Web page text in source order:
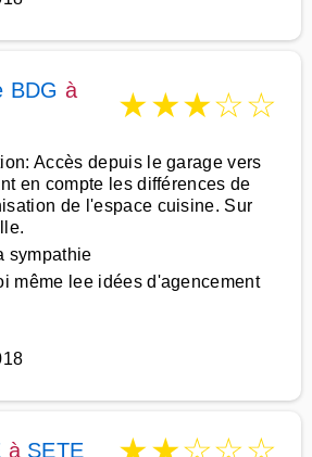
BDG à
★★★☆☆
Accès depuis le garage vers
en compte les différences de
de l'espace cuisine. Sur
sympathie
même lee idées d'agencement
à SETE